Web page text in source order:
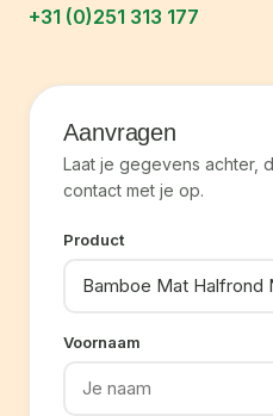
+31 (0)251 313 177
Aanvragen
Laat je gegevens achter,
contact met je op.
Product
Voornaam